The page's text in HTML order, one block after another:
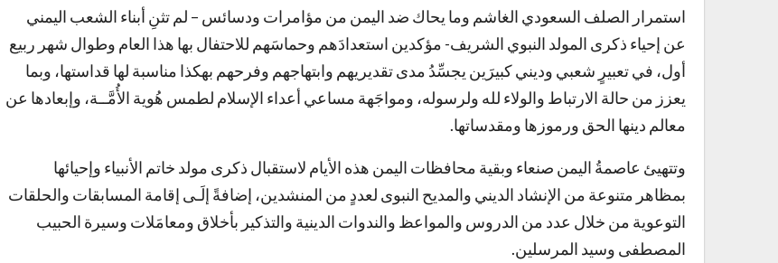
استمرار الصلف السعودي الغاشم وما يحاك ضد اليمن من مؤامرات ودسائس – لم تثنِ أبناء الشعب اليمني
عن إحياء ذكرى المولد النبوي الشريف- مؤكدين استعدادَهم وحماسَهم للاحتفال بها هذا العام وطوال شهر ربيع
أول، في تعبيرٍ شعبي وديني كبيرَين يجسِّدُ مدى تقديريهم وابتهاجهم وفرحهم بهكذا مناسبة لها قداستها، وبما
يعزز من حالة الارتباط والولاء لله ولرسوله، ومواجَهة مساعي أعداء الإسلام لطمس هُوية الأُمَّــة، وإبعادها عن
معالم دينها الحق ورموزها ومقدساتها.
وتتهيئ عاصمةُ اليمن صنعاء وبقية محافظات اليمن هذه الأيام لاستقبال ذكرى مولد خاتم الأنبياء وإحيائها
بمظاهر متنوعة من الإنشاد الديني والمديح النبوى لعددٍ من المنشدين، إضافةً إلَـى إقامة المسابقات والحلقات
التوعوية من خلال عدد من الدروس والمواعظ والندوات الدينية والتذكير بأخلاق ومعامَلات وسيرة الحبيب
المصطفى وسيد المرسلين.